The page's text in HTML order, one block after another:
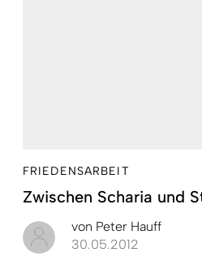
FRIEDENSARBEIT
Zwischen Scharia und
von Peter Hauff
30.05.2012